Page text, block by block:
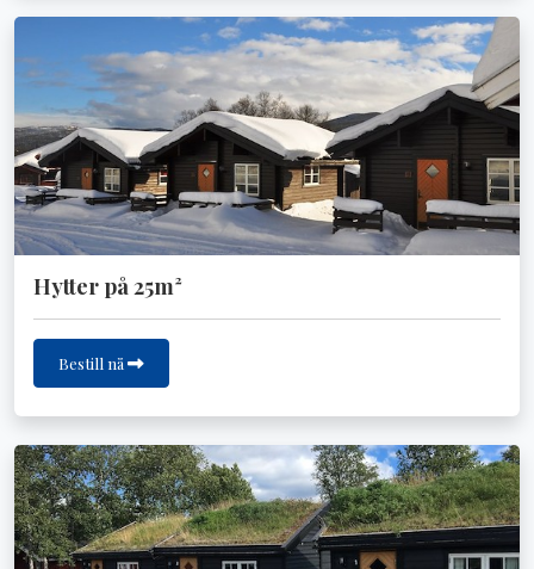
Hytter på 25m²
Bestill nå